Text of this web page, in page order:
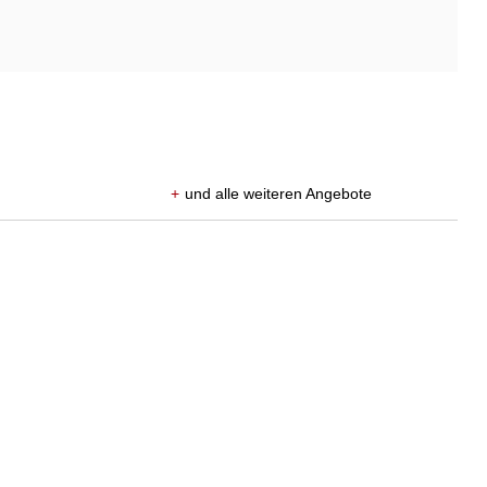
+ und alle weiteren Angebote